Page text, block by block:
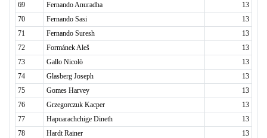
69
Fernando Anuradha
13
70
Fernando Sasi
13
71
Fernando Suresh
13
72
Formánek Aleš
13
73
Gallo Nicolò
13
74
Glasberg Joseph
13
75
Gomes Harvey
13
76
Grzegorczuk Kacper
13
77
Hapuarachchige Dineth
13
78
Hardt Rainer
13